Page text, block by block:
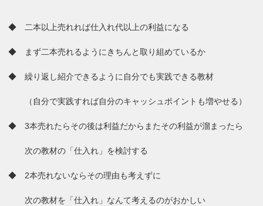
◆ 二本以上売れれば仕入れ代以上の利益になる
◆ まず二本売れるようにきちんと取り組めているか
◆ 繰り返し紹介できるように自分でも実践できる教材
（自分で実践すれば自分のキャッシュポイントも増やせる）
◆ 3本売れたらその後は利益だからまたその利益が溜まったら
次の教材の「仕入れ」を検討する
◆ 2本売れないならその理由も考えずに
次の教材を「仕入れ」なんて考えるのがおかしい